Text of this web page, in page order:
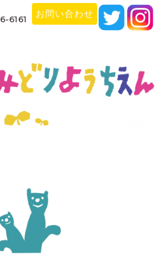
6161 お問い合わせ